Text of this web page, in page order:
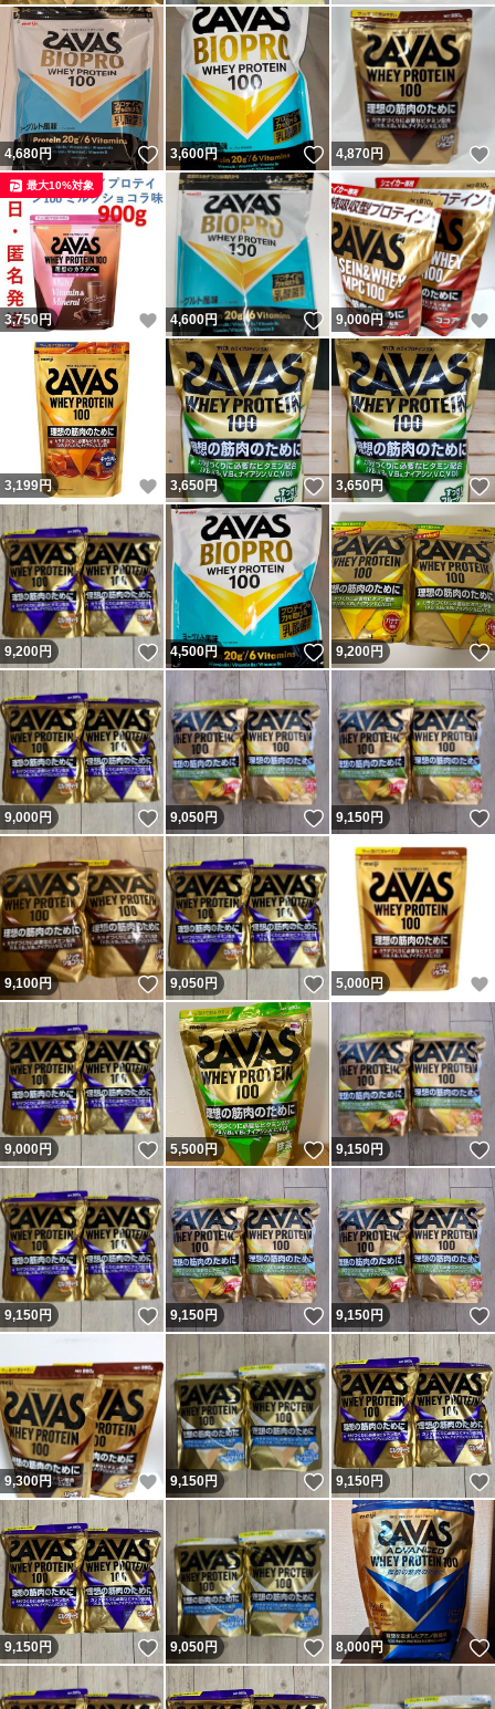
4,680円 いいね！
3,600円 いいね！
4,870円
3,750円 いいね！
最大10%対象
4,600円 いいね！
9,000円
3,199円 いいね！
3,650円 いいね！
3,650円
9,200円 いいね！
4,500円 いいね！
9,200円
9,000円 いいね！
9,050円 いいね！
9,150円
9,100円 いいね！
9,050円 いいね！
5,000円
9,000円 いいね！
5,500円 いいね！
9,150円
9,150円 いいね！
9,150円 いいね！
9,150円
9,300円 いいね！
9,150円 いいね！
9,150円
9,150円 いいね！
9,050円 いいね！
8,000円